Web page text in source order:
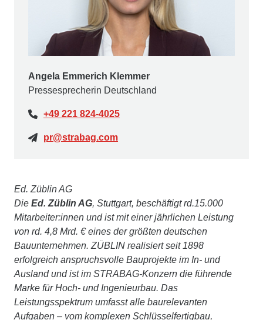
Angela Emmerich Klemmer
Pressesprecherin Deutschland
+49 221 824-4025
pr@strabag.com
Ed. Züblin AG
Die Ed. Züblin AG, Stuttgart, beschäftigt rd.15.000
Mitarbeiter:innen und ist mit einer jährlichen Leistung
von rd. 4,8 Mrd. € eines der größten deutschen
Bauunternehmen. ZÜBLIN realisiert seit 1898
erfolgreich anspruchsvolle Bauprojekte im In- und
Ausland und ist im STRABAG-Konzern die führende
Marke für Hoch- und Ingenieurbau. Das
Leistungsspektrum umfasst alle baurelevanten
Aufgaben – vom komplexen Schlüsselfertigbau,